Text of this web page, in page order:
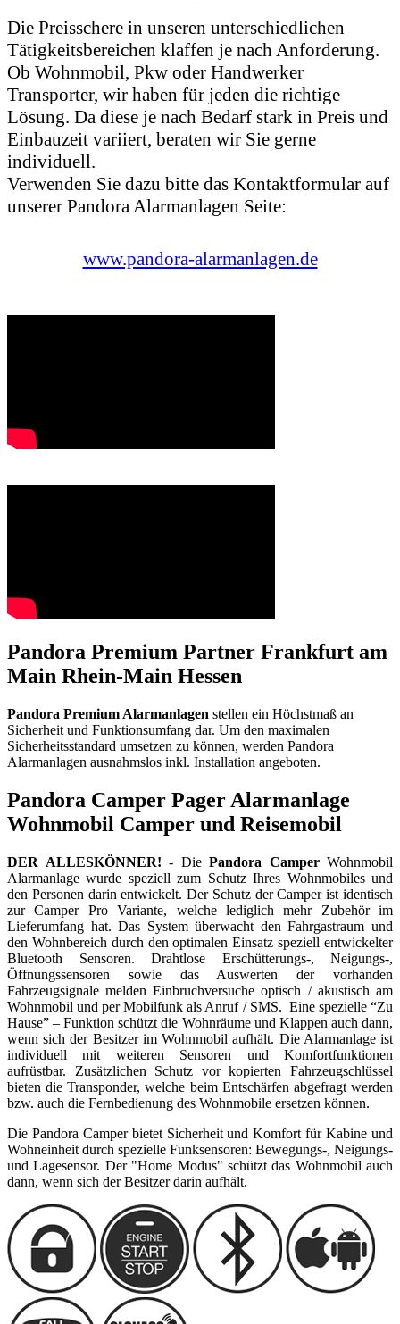
Die Preisschere in unseren unterschiedlichen
Tätigkeitsbereichen klaffen je nach Anforderung.
Ob Wohnmobil, Pkw oder Handwerker
Transporter, wir haben für jeden die richtige
Lösung. Da diese je nach Bedarf stark in Preis und
Einbauzeit variiert, beraten wir Sie gerne
individuell.
Verwenden Sie dazu bitte das Kontaktformular auf
unserer Pandora Alarmanlagen Seite:
www.pandora-alarmanlagen.de
Pandora Premium Partner Frankfurt am
Main Rhein-Main Hessen
Pandora Premium Alarmanlagen stellen ein Höchstmaß an
Sicherheit und Funktionsumfang dar. Um den maximalen
Sicherheitsstandard umsetzen zu können, werden Pandora
Alarmanlagen ausnahmslos inkl. Installation angeboten.
Pandora Camper Pager Alarmanlage
Wohnmobil Camper und Reisemobil
DER ALLESKÖNNER! - Die Pandora CamperWohnmobil
Alarmanlage wurde speziell zum Schutz Ihres Wohnmobiles und
den Personen darin entwickelt. Der Schutz der Camper ist identisch
zur Camper Pro Variante, welche lediglich mehr Zubehör im
Lieferumfang hat. Das System überwacht den Fahrgastraum und
den Wohnbereich durch den optimalen Einsatz speziell entwickelter
Bluetooth Sensoren. Drahtlose Erschütterungs-, Neigungs-,
Öffnungssensoren sowie das Auswerten der vorhanden
Fahrzeugsignale melden Einbruchversuche optisch / akustisch am
Wohnmobil und per Mobilfunk als Anruf / SMS. Eine spezielle “Zu
Hause” – Funktion schützt die Wohnräume und Klappen auch dann,
wenn sich der Besitzer im Wohnmobil aufhält. Die Alarmanlage ist
individuell mit weiteren Sensoren und Komfortfunktionen
aufrüstbar. Zusätzlichen Schutz vor kopierten Fahrzeugschlüssel
bieten die Transponder, welche beim Entschärfen abgefragt werden
bzw. auch die Fernbedienung des Wohnmobile ersetzen können.
Die Pandora Camper bietet Sicherheit und Komfort für Kabine und
Wohneinheit durch spezielle Funksensoren: Bewegungs-, Neigungs-
und Lagesensor. Der "Home Modus" schützt das Wohnmobil auch
dann, wenn sich der Besitzer darin aufhält.